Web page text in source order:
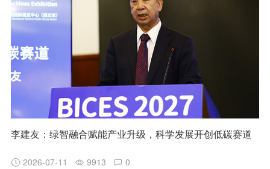
李建友：绿智融合赋能产业升级，科学发展开创低碳赛道
2026-07-11 9913 0